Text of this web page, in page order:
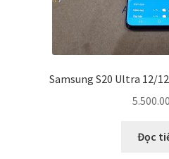
Samsung S20 Ultra 12/
Đọc